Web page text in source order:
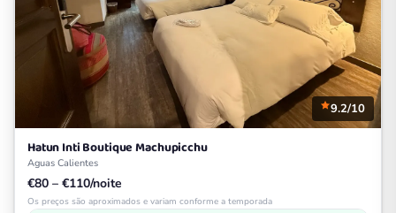
9.2/10
Hatun Inti Boutique Machupicchu
Aguas Calientes
€80 – €110/noite
Os preços são aproximados e variam conforme a temporada